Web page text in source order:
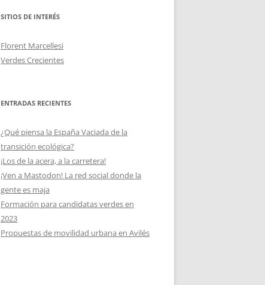
SITIOS DE INTERÉS
Florent Marcellesi
Verdes Crecientes
ENTRADAS RECIENTES
¿Qué piensa la España Vaciada de la
transición ecológica?
¡Los de la acera, a la carretera!
¡Ven a Mastodon! La red social donde la
gente es maja
Formación para candidatas verdes en
2023
Propuestas de movilidad urbana en Avilés